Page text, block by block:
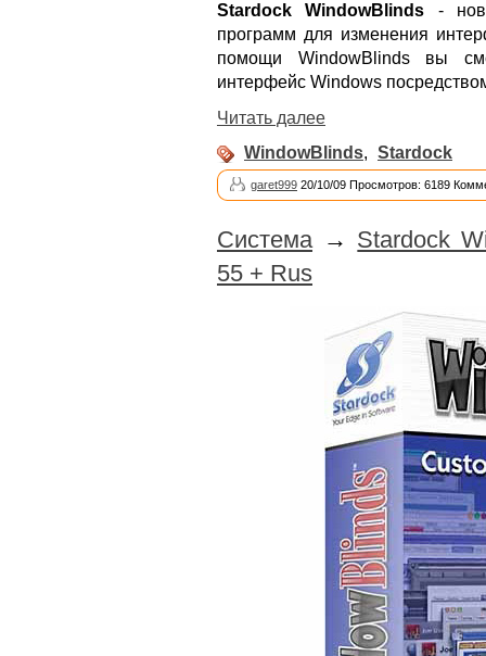
Stardock WindowBlinds -
программ для изменения
помощи WindowBlinds вы
интерфейс Windows
Читать далее
WindowBlinds, Stardock
garet999 20/10/09 Просмотров: 6189
Система→ Stardock
55 + Rus